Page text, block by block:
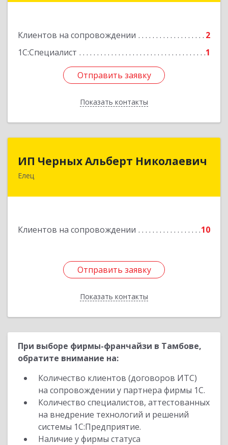
Клиентов на сопровождении
2
1С:Специалист
1
Отправить заявку
Показать контакты
Отправить заявку
Назад
ИП Черных Альберт Николаевич
Елец
Клиентов на сопровождении 10
Отправить заявку
Показать контакты
ИП Черных Альберт Николаевич
399771, Липецкая обл, Елец г, Н.Гусевой ул, 56А
Отправить заявку
Назад
При выборе фирмы-франчайзи в Тамбове,
обратите внимание на:
Количество клиентов (договоров ИТС)
на сопровождении у партнера фирмы 1С.
Количество специалистов, аттестованных
на внедрение технологий и решений
системы 1С:Предприятие.
Наличие у фирмы статуса